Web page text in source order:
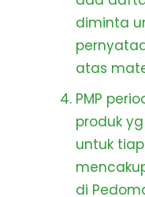
diminta
atas
PMP
produk
untuk
di